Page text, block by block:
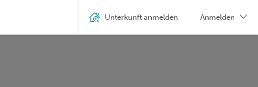
Unterkunft anmelden Anmelden